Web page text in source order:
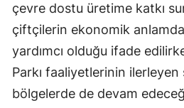
çevre dostu üretime katkı
çiftçilerin ekonomik
yardımcı olduğu ifade
Parkı faaliyetlerinin ilerleyen
bölgelerde de devam